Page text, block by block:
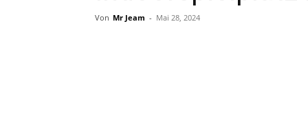
Von Mr Jeam - Mai 28, 2024